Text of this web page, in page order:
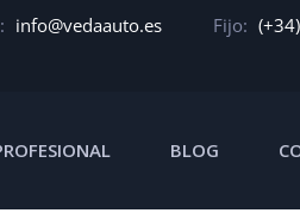
info@vedaauto.es Fijo:
BLOG